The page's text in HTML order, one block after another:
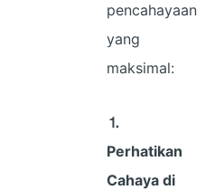
pencahayaan
yang
maksimal:
⒈
Perhatikan
Cahaya di